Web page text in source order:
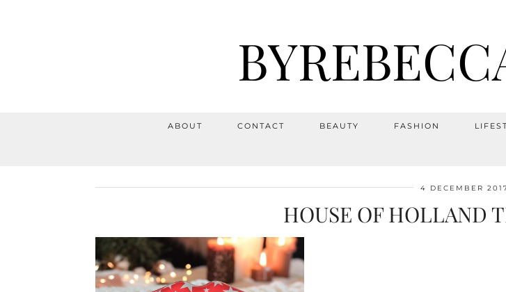
ABOUT CONTACT BEAUTY FASHION
4 DECEMBER
HOUSE OF HOLLAND